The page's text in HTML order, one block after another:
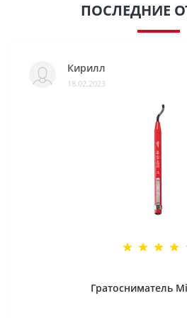
ПОСЛЕДНИЕ
Кирилл
18.02.2023
Гратосниматель